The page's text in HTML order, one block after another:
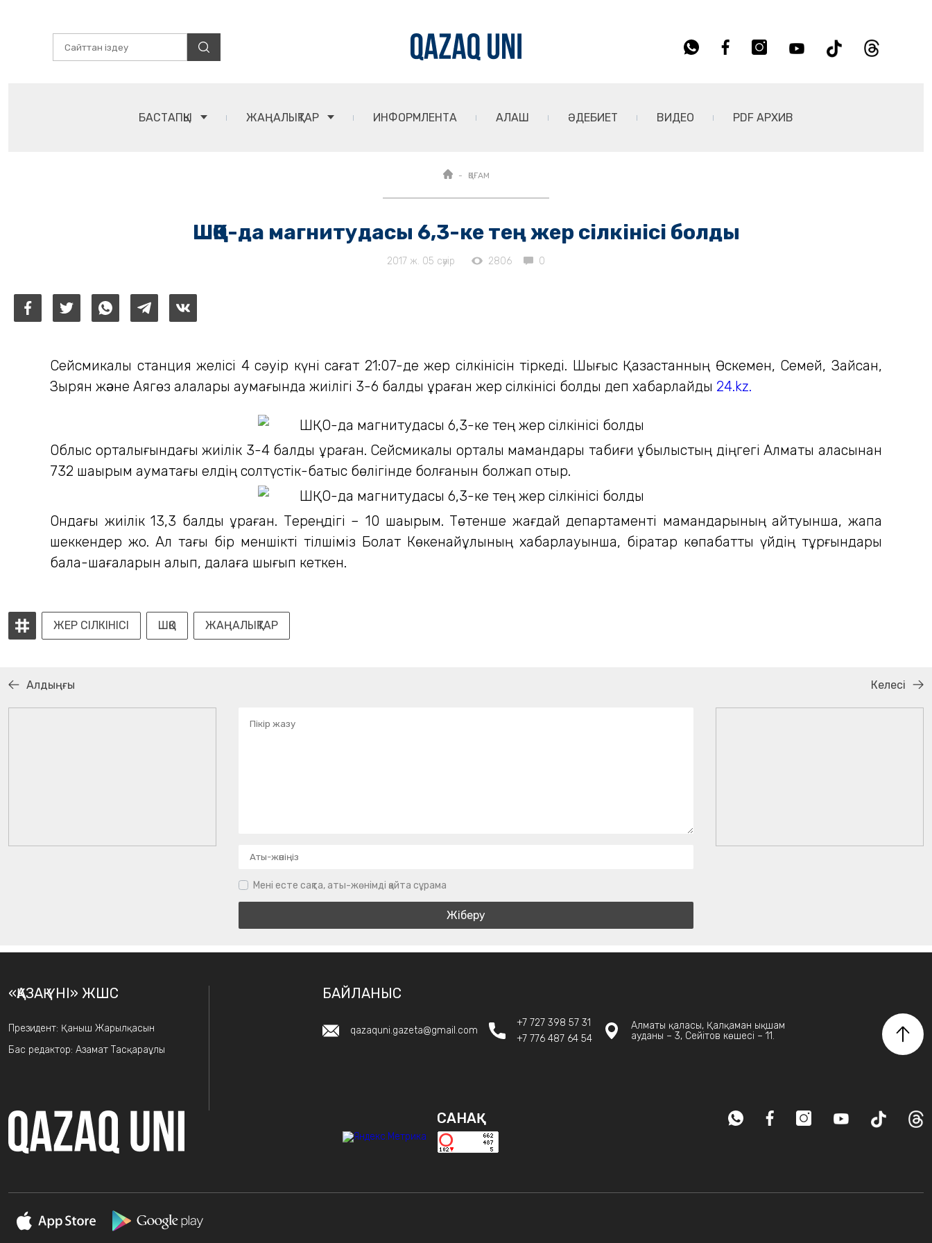
БАСТАПҚЫ ЖАҢАЛЫҚТАР ИНФОРМЛЕНТА АЛАШ ӘДЕБИЕТ ВИДЕО PDF АРХИВ
ҚОҒАМ
ШҚО-да магнитудасы 6,3-ке тең жер сілкінісі болды
2017 ж. 05 сәуір 2806 0
Сейсмикалық станция желісі 4 сәуір күні сағат 21:07-де жер сілкінісін тіркеді. Шығыс Қазақстанның Өскемен, Семей, Зайсан,
Зырян жəне Аягөз қалалары аумағында жиілігі 3-6 балды құраған жер сілкінісі болды деп хабарлайды 24.kz.
Облыс орталығындағы жиілік 3-4 балды құраған. Сейсмикалық орталық мамандары табиғи құбылыстың діңгегі Алматы қаласынан
732 шақырым аумақтағы елдің солтүстік-батыс бөлігінде болғанын болжап отыр.
Ондағы жиілік 13,3 балды құраған. Тереңдігі – 10 шақырым. Төтенше жағдай департаменті мамандарының айтуынша, жапа
шеккендер жоқ. Ал тағы бір меншікті тілшіміз Болат Көкенайұлының хабарлауынша, бірқатар көпқабатты үйдің тұрғындары
бала-шағаларын алып, далаға шығып кеткен.
ЖЕР СІЛКІНІСІ ШҚО ЖАҢАЛЫҚТАР
Алдыңғы Келесі
Мені есте сақта, аты-жөнімді қайта сұрама
«ҚАЗАҚ ҮНІ» ЖШС
Президент: Қаныш Жарылқасын
Бас редактор: Азамат Тасқараұлы
БАЙЛАНЫС
qazaquni.gazeta@gmail.com
+7 727 398 57 31
+7 776 487 64 54
Алматы қаласы, Қалқаман ықшам
ауданы – 3, Сейітов көшесі – 11.
САНАҚ